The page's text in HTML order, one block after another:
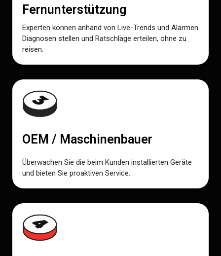
Fernunterstützung
Experten können anhand von Live-Trends und Alarmen
Diagnosen stellen und Ratschläge erteilen, ohne zu
reisen.
OEM / Maschinenbauer
Überwachen Sie die beim Kunden installierten Geräte
und bieten Sie proaktiven Service.